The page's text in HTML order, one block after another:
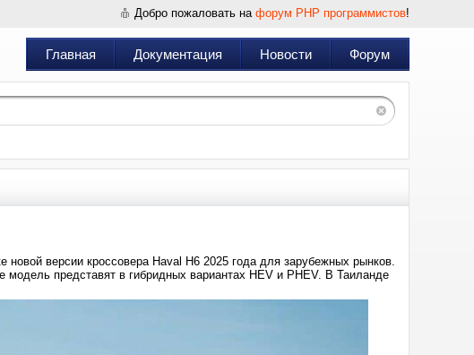
Добро пожаловать на форум PHP программистов!
Главная Документация Новости Форум
версии кроссовера Haval H6 2025 года для зарубежных рынков.
модель представят в гибридных вариантах HEV и PHEV. В Таиланде